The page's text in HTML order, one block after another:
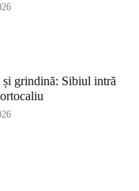
grindină: Sibiul intră